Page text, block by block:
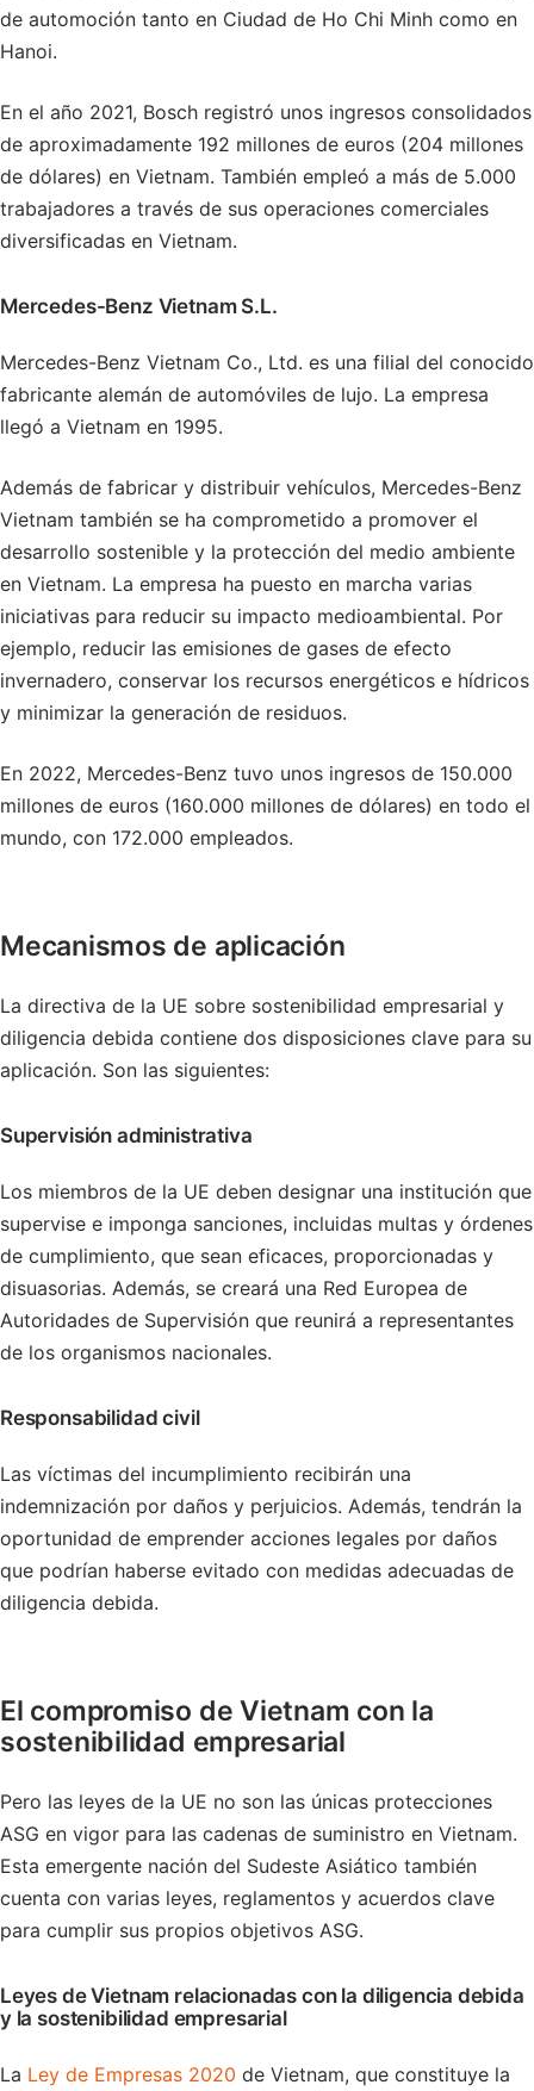
de automoción tanto en Ciudad de Ho Chi Minh como en
Hanoi.
En el año 2021, Bosch registró unos ingresos consolidados
de aproximadamente 192 millones de euros (204 millones
de dólares) en Vietnam. También empleó a más de 5.000
trabajadores a través de sus operaciones comerciales
diversificadas en Vietnam.
Mercedes-Benz Vietnam S.L.
Mercedes-Benz Vietnam Co., Ltd. es una filial del conocido
fabricante alemán de automóviles de lujo. La empresa
llegó a Vietnam en 1995.
Además de fabricar y distribuir vehículos, Mercedes-Benz
Vietnam también se ha comprometido a promover el
desarrollo sostenible y la protección del medio ambiente
en Vietnam. La empresa ha puesto en marcha varias
iniciativas para reducir su impacto medioambiental. Por
ejemplo, reducir las emisiones de gases de efecto
invernadero, conservar los recursos energéticos e hídricos
y minimizar la generación de residuos.
En 2022, Mercedes-Benz tuvo unos ingresos de 150.000
millones de euros (160.000 millones de dólares) en todo el
mundo, con 172.000 empleados.
Mecanismos de aplicación
La directiva de la UE sobre sostenibilidad empresarial y
diligencia debida contiene dos disposiciones clave para su
aplicación. Son las siguientes:
Supervisión administrativa
Los miembros de la UE deben designar una institución que
supervise e imponga sanciones, incluidas multas y órdenes
de cumplimiento, que sean eficaces, proporcionadas y
disuasorias. Además, se creará una Red Europea de
Autoridades de Supervisión que reunirá a representantes
de los organismos nacionales.
Responsabilidad civil
Las víctimas del incumplimiento recibirán una
indemnización por daños y perjuicios. Además, tendrán la
oportunidad de emprender acciones legales por daños
que podrían haberse evitado con medidas adecuadas de
diligencia debida.
El compromiso de Vietnam con la
sostenibilidad empresarial
Pero las leyes de la UE no son las únicas protecciones
ASG en vigor para las cadenas de suministro en Vietnam.
Esta emergente nación del Sudeste Asiático también
cuenta con varias leyes, reglamentos y acuerdos clave
para cumplir sus propios objetivos ASG.
Leyes de Vietnam relacionadas con la diligencia debida
y la sostenibilidad empresarial
La Ley de Empresas 2020 de Vietnam, que constituye la